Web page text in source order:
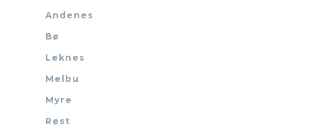
Andenes
Bø
Leknes
Melbu
Myre
Røst